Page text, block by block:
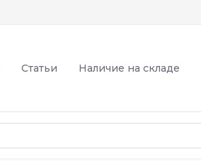
Статьи Наличие на складе